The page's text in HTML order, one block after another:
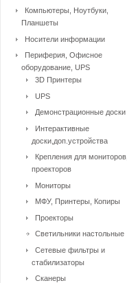
Компьютеры, Ноутбуки,
Планшеты
Носители информации
Периферия, Офисное
оборудование, UPS
3D Принтеры
UPS
Демонстрационные доски
Интерактивные
доски,доп.устройства
Крепления для мониторов,
проекторов
Мониторы
МФУ, Принтеры, Копиры
Проекторы
Светильники настольные
Сетевые фильтры и
стабилизаторы
Сканеры